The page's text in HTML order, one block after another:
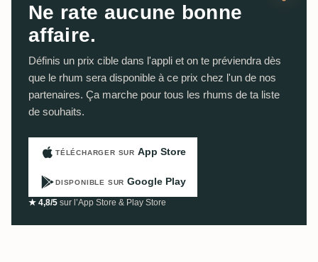
Ne rate aucune bonne
affaire.
Définis un prix cible dans l'appli et on te préviendra dès
que le rhum sera disponible à ce prix chez l'un de nos
partenaires. Ça marche pour tous les rhums de ta liste
de souhaits.
TÉLÉCHARGER SUR App Store
DISPONIBLE SUR Google Play
★ 4,8/5 sur l’App Store & Play Store